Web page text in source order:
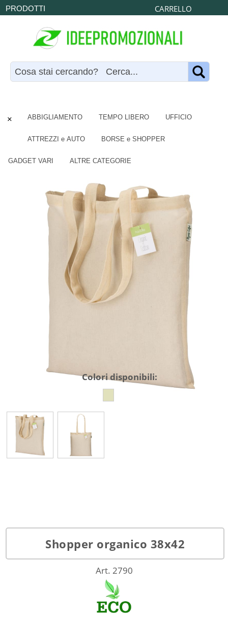
CARRELLO
× ABBIGLIAMENTO TEMPO LIBERO UFFICIO
ATTREZZI e AUTO BORSE e SHOPPER
GADGET VARI ALTRE CATEGORIE
PRODOTTI
Shopper organico 38x42
Art. 2790
Colori disponibili: